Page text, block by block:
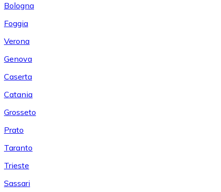
Bologna
Foggia
Verona
Genova
Caserta
Catania
Grosseto
Prato
Taranto
Trieste
Sassari